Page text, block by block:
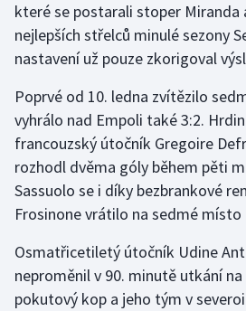
Ostatní
které se postarali stoper Miranda
nejlepších střelců minulé sezony
nastavení už pouze zkorigoval
Poprvé od 10. ledna zvítězilo
vyhrálo nad Empoli také 3:2.
francouzský útočník Gregoire
rozhodl dvěma góly během pěti
Sassuolo se i díky bezbrankové
Frosinone vrátilo na sedmé místo
Osmatřicetiletý útočník Udine
neproměnil v 90. minutě utkání
pokutový kop a jeho tým v